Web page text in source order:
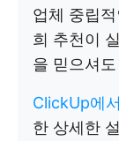
업체 중립
희 추천이
을 믿으셔
ClickUp에
한 상세한